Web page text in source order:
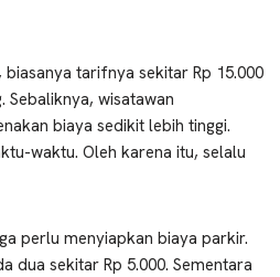
tarifnya sekitar Rp 15.000
Sebaliknya, wisatawan
biaya sedikit lebih tinggi.
waktu. Oleh karena itu, selalu
perlu menyiapkan biaya parkir.
dua sekitar Rp 5.000. Sementara